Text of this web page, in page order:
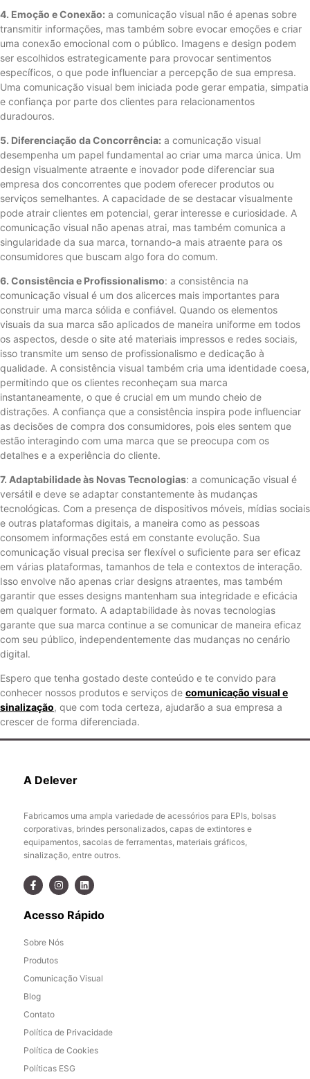
4. Emoção e Conexão: a comunicação visual não é apenas sobre
transmitir informações, mas também sobre evocar emoções e criar
uma conexão emocional com o público. Imagens e design podem
ser escolhidos estrategicamente para provocar sentimentos
específicos, o que pode influenciar a percepção de sua empresa.
Uma comunicação visual bem iniciada pode gerar empatia, simpatia
e confiança por parte dos clientes para relacionamentos
duradouros.
5. Diferenciação da Concorrência: a comunicação visual
desempenha um papel fundamental ao criar uma marca única. Um
design visualmente atraente e inovador pode diferenciar sua
empresa dos concorrentes que podem oferecer produtos ou
serviços semelhantes. A capacidade de se destacar visualmente
pode atrair clientes em potencial, gerar interesse e curiosidade. A
comunicação visual não apenas atrai, mas também comunica a
singularidade da sua marca, tornando-a mais atraente para os
consumidores que buscam algo fora do comum.
6. Consistência e Profissionalismo: a consistência na
comunicação visual é um dos alicerces mais importantes para
construir uma marca sólida e confiável. Quando os elementos
visuais da sua marca são aplicados de maneira uniforme em todos
os aspectos, desde o site até materiais impressos e redes sociais,
isso transmite um senso de profissionalismo e dedicação à
qualidade. A consistência visual também cria uma identidade coesa,
permitindo que os clientes reconheçam sua marca
instantaneamente, o que é crucial em um mundo cheio de
distrações. A confiança que a consistência inspira pode influenciar
as decisões de compra dos consumidores, pois eles sentem que
estão interagindo com uma marca que se preocupa com os
detalhes e a experiência do cliente.
7. Adaptabilidade às Novas Tecnologias: a comunicação visual é
versátil e deve se adaptar constantemente às mudanças
tecnológicas. Com a presença de dispositivos móveis, mídias sociais
e outras plataformas digitais, a maneira como as pessoas
consomem informações está em constante evolução. Sua
comunicação visual precisa ser flexível o suficiente para ser eficaz
em várias plataformas, tamanhos de tela e contextos de interação.
Isso envolve não apenas criar designs atraentes, mas também
garantir que esses designs mantenham sua integridade e eficácia
em qualquer formato. A adaptabilidade às novas tecnologias
garante que sua marca continue a se comunicar de maneira eficaz
com seu público, independentemente das mudanças no cenário
digital.
Espero que tenha gostado deste conteúdo e te convido para
conhecer nossos produtos e serviços de comunicação visual e
sinalização, que com toda certeza, ajudarão a sua empresa a
crescer de forma diferenciada.
A Delever
Fabricamos uma ampla variedade de acessórios para EPIs, bolsas
corporativas, brindes personalizados, capas de extintores e
equipamentos, sacolas de ferramentas, materiais gráficos,
sinalização, entre outros.
Acesso Rápido
Sobre Nós
Produtos
Comunicação Visual
Blog
Contato
Política de Privacidade
Política de Cookies
Políticas ESG